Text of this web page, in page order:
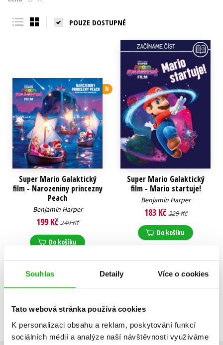
Souhlas Detaily Více o cookies
Tato webová stránka používá cookies
K personalizaci obsahu a reklam, poskytování funkcí
sociálních médií a analýze naší návštěvnosti využíváme
Young adult (SK)
POUZE DOSTUPNÉ
N
Super Mario Galaktický
film - Narozeniny princezny
Peach
Benjamin Harper
199 Kč 249 Kč
Do košíku
Super Mario Galaktický
film - Mario startuje!
Benjamin Harper
183 Kč 229 Kč
Do košíku
Předchozí 1 Další